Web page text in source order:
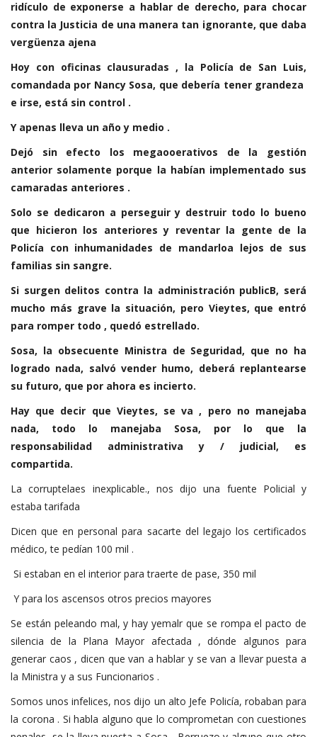
ridículo de exponerse a hablar de derecho, para chocar
contra la Justicia de una manera tan ignorante, que daba
vergüenza ajena
Hoy con oficinas clausuradas , la Policía de San Luis,
comandada por Nancy Sosa, que debería tener grandeza
e irse, está sin control .
Y apenas lleva un año y medio .
Dejó sin efecto los megaooerativos de la gestión
anterior solamente porque la habían implementado sus
camaradas anteriores .
Solo se dedicaron a perseguir y destruir todo lo bueno
que hicieron los anteriores y reventar la gente de la
Policía con inhumanidades de mandarloa lejos de sus
familias sin sangre.
Si surgen delitos contra la administración publicB, será
mucho más grave la situación, pero Vieytes, que entró
para romper todo , quedó estrellado.
Sosa, la obsecuente Ministra de Seguridad, que no ha
logrado nada, salvó vender humo, deberá replantearse
su futuro, que por ahora es incierto.
Hay que decir que Vieytes, se va , pero no manejaba
nada, todo lo manejaba Sosa, por lo que la
responsabilidad administrativa y / judicial, es
compartida.
La corruptelaes inexplicable., nos dijo una fuente Policial y
estaba tarifada
Dicen que en personal para sacarte del legajo los certificados
médico, te pedían 100 mil .
Si estaban en el interior para traerte de pase, 350 mil
Y para los ascensos otros precios mayores
Se están peleando mal, y hay yemalr que se rompa el pacto de
silencia de la Plana Mayor afectada , dónde algunos para
generar caos , dicen que van a hablar y se van a llevar puesta a
la Ministra y a sus Funcionarios .
Somos unos infelices, nos dijo un alto Jefe Policía, robaban para
la corona . Si habla alguno que lo comprometan con cuestiones